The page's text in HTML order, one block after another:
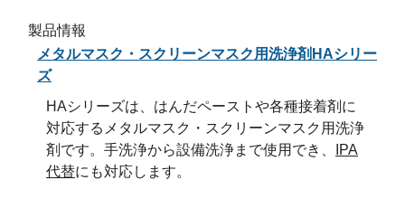
製品情報
メタルマスク・スクリーンマスク用洗浄剤HAシリー
ズ
HAシリーズは、はんだペーストや各種接着剤に
対応するメタルマスク・スクリーンマスク用洗浄
剤です。手洗浄から設備洗浄まで使用でき、
IPA
代替にも対応します。